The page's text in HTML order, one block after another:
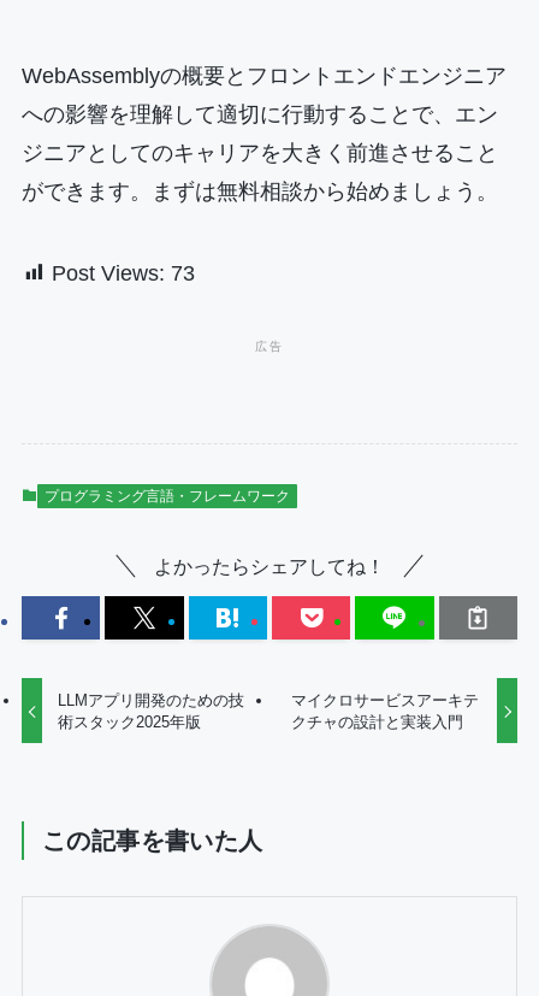
WebAssemblyの概要とフロントエンドエンジニア
への影響を理解して適切に行動することで、エン
ジニアとしてのキャリアを大きく前進させること
ができます。まずは無料相談から始めましょう。
Post Views: 73
プログラミング言語・フレームワーク
よかったらシェアしてね！
LLMアプリ開発のための技
術スタック2025年版
マイクロサービスアーキテ
クチャの設計と実装入門
この記事を書いた人